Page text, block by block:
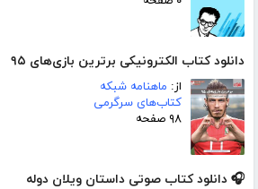
دانلود کتاب الکترونیکی برترین بازی‌های ۹۵
از: ماهنامه شبکه
کتاب‌های سرگرمی
۹۸ صفحه
🎧 دانلود کتاب صوتی داستان ویلان دوله